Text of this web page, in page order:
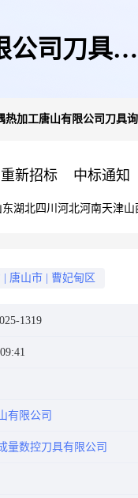
公司刀具询
热加工唐山有限公司刀具
重新招标 中标通知
东湖北四川 河北河南天津山
唐山市 曹妃甸区
1319
有限公司
量数控刀具有限公司